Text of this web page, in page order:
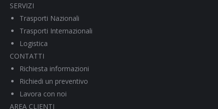
SERVIZI
Trasporti Nazionali
Trasporti Internazionali
Logistica
CONTATTI
Richiesta informazioni
Richiedi un preventivo
Lavora con noi
AREA CLIENTI